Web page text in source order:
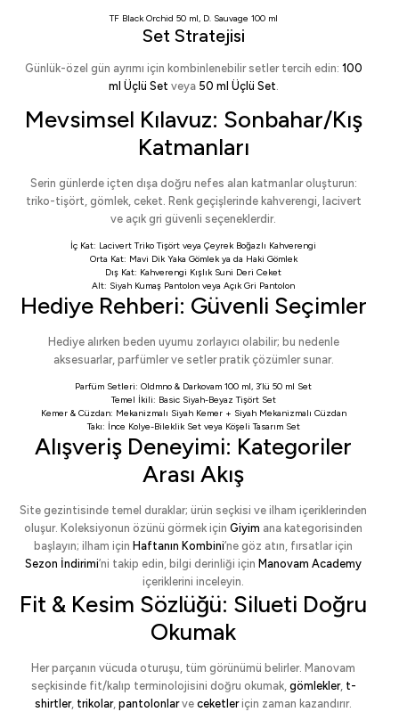
TF Black Orchid 50 ml, D. Sauvage 100 ml
Set Stratejisi
Günlük-özel gün ayrımı için kombinlenebilir setler tercih edin: 100
ml Üçlü Set veya 50 ml Üçlü Set.
Mevsimsel Kılavuz: Sonbahar/Kış
Katmanları
Serin günlerde içten dışa doğru nefes alan katmanlar oluşturun:
triko-tişört, gömlek, ceket. Renk geçişlerinde kahverengi, lacivert
ve açık gri güvenli seçeneklerdir.
İç Kat: Lacivert Triko Tişört veya Çeyrek Boğazlı Kahverengi
Orta Kat: Mavi Dik Yaka Gömlekya da Haki Gömlek
Dış Kat: Kahverengi Kışlık Suni Deri Ceket
Alt: Siyah Kumaş Pantolon veya Açık Gri Pantolon
Hediye Rehberi: Güvenli Seçimler
Hediye alırken beden uyumu zorlayıcı olabilir; bu nedenle
aksesuarlar, parfümler ve setler pratik çözümler sunar.
Parfüm Setleri: Oldmno & Darkovam 100 ml, 3’lü 50 ml Set
Temel İkili: Basic Siyah-Beyaz Tişört Set
Kemer & Cüzdan: Mekanizmalı Siyah Kemer+ Siyah Mekanizmalı Cüzdan
Takı: İnce Kolye-Bileklik Setveya Köşeli Tasarım Set
Alışveriş Deneyimi: Kategoriler
Arası Akış
Site gezintisinde temel duraklar; ürün seçkisi ve ilham içeriklerinden
oluşur. Koleksiyonun özünü görmek için Giyim ana kategorisinden
başlayın; ilham için Haftanın Kombini’ne göz atın, fırsatlar için
Sezon İndirimi’ni takip edin, bilgi derinliği için Manovam Academy
içeriklerini inceleyin.
Fit & Kesim Sözlüğü: Silueti Doğru
Okumak
Her parçanın vücuda oturuşu, tüm görünümü belirler. Manovam
seçkisinde fit/kalıp terminolojisini doğru okumak, gömlekler, t-
shirtler, trikolar, pantolonlarve ceketleriçin zaman kazandırır.